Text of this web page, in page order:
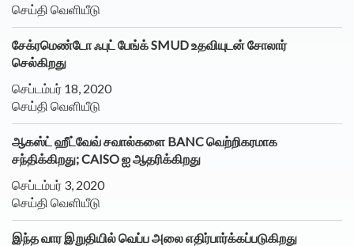
செய்தி வெளியீடு
சேக்ரமெண்டோ ஃபுட் பேங்க் SMUD உதவியுடன் சோலார்
செல்கிறது
செப்டம்பர் 18, 2020
செய்தி வெளியீடு
ஆகஸ்ட் ஹீட்வேவ் சவால்களை BANC வெற்றிகரமாக
சந்திக்கிறது; CAISO ஐ ஆதரிக்கிறது
செப்டம்பர் 3, 2020
செய்தி வெளியீடு
இந்த வார இறுதியில் வெப்ப அலை எதிர்பார்க்கப்படுகிறது